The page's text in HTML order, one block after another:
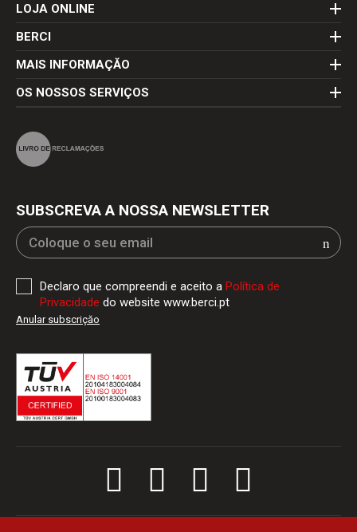
LOJA ONLINE
BERCI
MAIS INFORMAÇĂO
OS NOSSOS SERVIÇOS
SUBSCREVA A NOSSA NEWSLETTER
Declaro que compreendi e aceito a Política de
Privacidade do website www.berci.pt
Anular subscriçăo